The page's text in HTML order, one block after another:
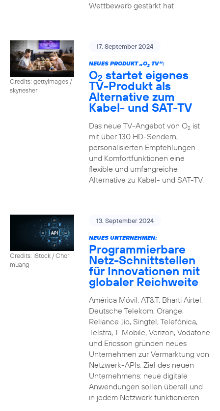
Wettbewerb gestärkt hat
Credits: gettyimages /
skynesher
17. September 2024
NEUES PRODUKT „O2TV“:
O2 startet eigenes
TV-Produkt als
Alternative zum
Kabel- und SAT-TV
Das neue TV-Angebot von O2ist
mit über 130 HD-Sendern,
personalisierten Empfehlungen
und Komfortfunktionen eine
flexible und umfangreiche
Alternative zu Kabel- und SAT-TV.
Credits: iStock / Chor
muang
13. September 2024
NEUES UNTERNEHMEN:
Programmierbare
Netz-Schnittstellen
für Innovationen mit
globaler Reichweite
América Móvil, AT&T, Bharti Airtel,
Deutsche Telekom, Orange,
Reliance Jio, Singtel, Telefónica,
Telstra, T-Mobile, Verizon, Vodafone
und Ericsson gründen neues
Unternehmen zur Vermarktung von
Netzwerk-APIs. Ziel des neuen
Unternehmens: neue digitale
Anwendungen sollen überall und
in jedem Netzwerk funktionieren.